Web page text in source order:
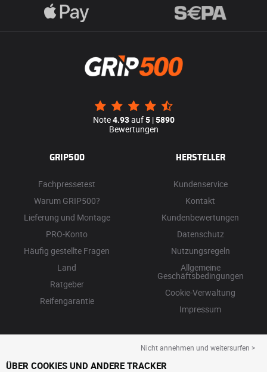
Note4.93auf5|5890
Bewertungen
GRIP500
Fachpressetest
Warum GRIP500?
Lieferung und Montage
PRO-Konto
Häufig gestellte Fragen
Land
Ratgeber
Reifengarantie
HERSTELLER
Kundenservice
Kontakt
Kundenbewertungen
Datenschutz
Nutzungsregeln
Allgemeine
Geschäftsbedingungen
Cookie-Verwaltung
Impressum
Nicht annehmen und weitersurfen >
ÜBER COOKIES UND ANDERE TRACKER